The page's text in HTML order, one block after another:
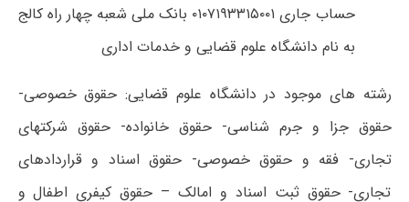
حساب جاری ۰۱۰۷۱۹۳۳۱۵۰۰۱ بانک ملی شعبه چهار راه کالج
به نام دانشگاه علوم قضایی و خدمات اداری
رشته های موجود در دانشگاه علوم قضایی: حقوق خصوصی-
حقوق جزا و جرم شناسی- حقوق خانواده- حقوق شرکتهای
تجاری- فقه و حقوق خصوصی- حقوق اسناد و قراردادهای
تجاری- حقوق ثبت اسناد و امالک – حقوق کیفری اطفال و